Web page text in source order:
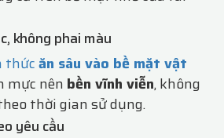
không phai màu
thứcăn sâu vào bề mặt vật
mực nên bền vĩnh viễn, không
thời gian sử dụng.
yêu cầu